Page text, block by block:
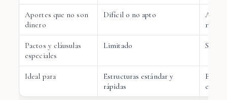
Aportes que no son
dinero
Difícil o no apto
Apto
Pactos y cláusulas
especiales
Limitado Sin
Ideal para
Estructuras estándar y
rápidas